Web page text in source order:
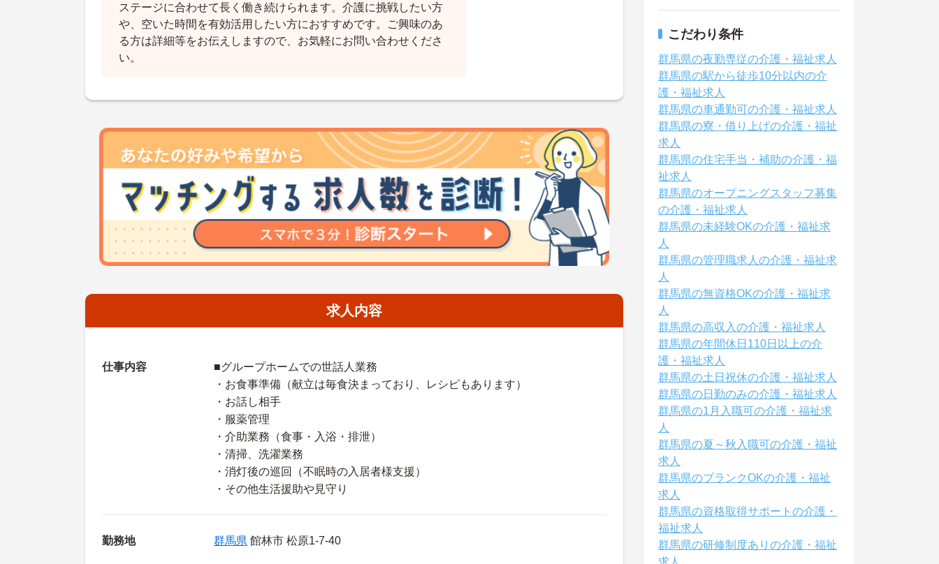
ステージに合わせて長く働き続けられます。介護に挑戦したい方
や、空いた時間を有効活用したい方におすすめです。ご興味のあ
る方は詳細等をお伝えしますので、お気軽にお問い合わせくださ
い。
求人内容
仕事内容
■グループホームでの世話人業務
・お食事準備（献立は毎食決まっており、レシピもあります）
・お話し相手
・服薬管理
・介助業務（食事・入浴・排泄）
・清掃、洗濯業務
・消灯後の巡回（不眠時の入居者様支援）
・その他生活援助や見守り
勤務地 群馬県 館林市 松原1-7-40
こだわり条件
群馬県の夜勤専従の介護・福祉求人
群馬県の駅から徒歩10分以内の介
護・福祉求人
群馬県の車通勤可の介護・福祉求人
群馬県の寮・借り上げの介護・福祉
求人
群馬県の住宅手当・補助の介護・福
祉求人
群馬県のオープニングスタッフ募集
の介護・福祉求人
群馬県の未経験OKの介護・福祉求
人
群馬県の管理職求人の介護・福祉求
人
群馬県の無資格OKの介護・福祉求
人
群馬県の高収入の介護・福祉求人
群馬県の年間休日110日以上の介
護・福祉求人
群馬県の土日祝休の介護・福祉求人
群馬県の日勤のみの介護・福祉求人
群馬県の1月入職可の介護・福祉求
人
群馬県の夏～秋入職可の介護・福祉
求人
群馬県のブランクOKの介護・福祉
求人
群馬県の資格取得サポートの介護・
福祉求人
群馬県の研修制度ありの介護・福祉
求人